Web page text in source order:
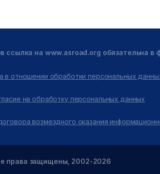
ссылка на www.asroad.org обязательна в
в отношении обработки персональных
на обработку персональных данных
возмездного оказания
права защищены, 2002-2026